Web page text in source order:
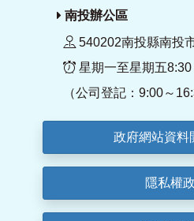
南投辦公區
540202南投縣南投
星期一至星期五
（公司登記：9:00～
政府網站資料
隱私權